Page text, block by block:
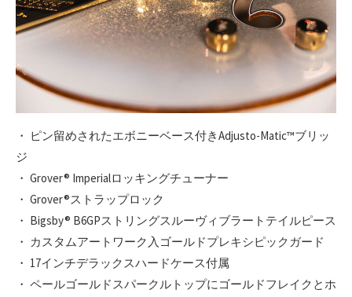
・ ピン留めされたエボニーベース付きAdjusto-Matic™ブリッ
ジ
・ Grover® Imperialロッキングチューナー
・ Grover®ストラップロック
・ Bigsby® B6GPストリングスルーヴィブラートテイルピース
・ カスタムアートワーク入ゴールドプレキシピックガード
・ 17インチデラックスハードケース付属
・ ペールゴールドスパークルトップにゴールドフレイクとホ